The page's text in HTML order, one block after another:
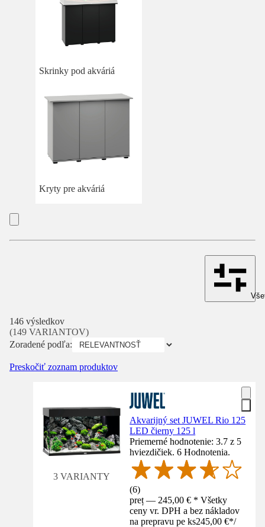
Skrinky pod akváriá
Kryty pre akváriá
146 výsledkov
(149 VARIANTOV)
Zoradené podľa:
Preskočiť zoznam produktov
3 VARIANTY
Akvarijný set JUWEL Rio 125
LED čierny 125 l
Priemerné hodnotenie: 3.7 z 5
hviezdičiek. 6 Hodnotenia.
(6)
preț — 245,00 € * Všetky
ceny vr. DPH a bez nákladov
na prepravu pe ks245,00 €*/